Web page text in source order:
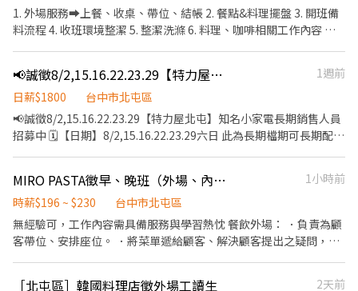
1. 外場服務➡️上餐、收桌、帶位、結帳 2. 餐點&料理擺盤 3. 開班備
料流程 4. 收班環境整潔 5. 整潔洗滌 6. 料理、咖啡相關工作內容 🔅
驗缺乏，但秉持著熱忱向學的態度，每一個場域都能成為您的舞
台！
📢誠徵8/2,15.16.22.23.29【特力屋北屯】知名小家電長期銷售人員招
1週前
日薪$1800
台中市北屯區
📢誠徵8/2,15.16.22.23.29【特力屋北屯】知名小家電長期銷售人員
招募中 🗓【日期】8/2,15.16.22.23.29六日 此為長期檔期可長期配合
時間：13:00-14:00 🏠【地點】 特力屋北屯 臺中市北屯區平興里北
屯路407-1號 💰【薪資】日薪 $1700+$100（無客訴獎金） 隔月15
日匯款（遇假日順延至上班日) 👕【服裝】 提供：店家圍裙 請自備
純黑色上衣，黑色長褲、乾淨白布鞋、長頭髮需綁馬尾 💼【工作內
有小家店銷售經驗優先錄取 2）可積極主動接觸消費者銷售及介紹
MIRO PASTA徵早、晚班（外場、內場廚助）長期工讀夥伴
1小時前
時薪$196 ~ $230
台中市北屯區
無經驗可，工作內容需具備服務與學習熱忱 餐飲外場： ．負責為顧
客帶位、安排座位。 ．將菜單遞給顧客、解決顧客提出之疑問，並
［北屯區］韓國料理店徵外場工讀生 2天前